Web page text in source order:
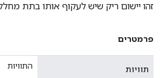
במידת הצורך.